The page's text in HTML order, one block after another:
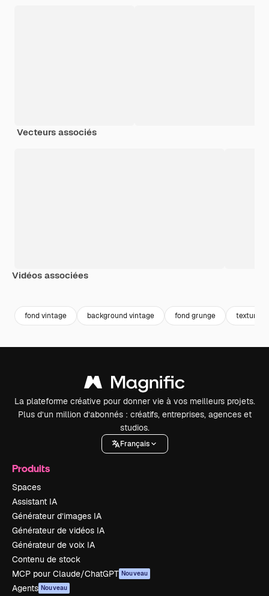
Vecteurs associés
Vidéos associées
fond vintage background vintage fond grunge texture
La plateforme créative pour donner vie à vos meilleurs projets.
Plus d’un million d’abonnés : créatifs, entreprises, agences et
studios.
Français
Produits
Spaces
Assistant IA
Générateur d’images IA
Générateur de vidéos IA
Générateur de voix IA
Contenu de stock
MCP pour Claude/ChatGPT Nouveau
Agents Nouveau